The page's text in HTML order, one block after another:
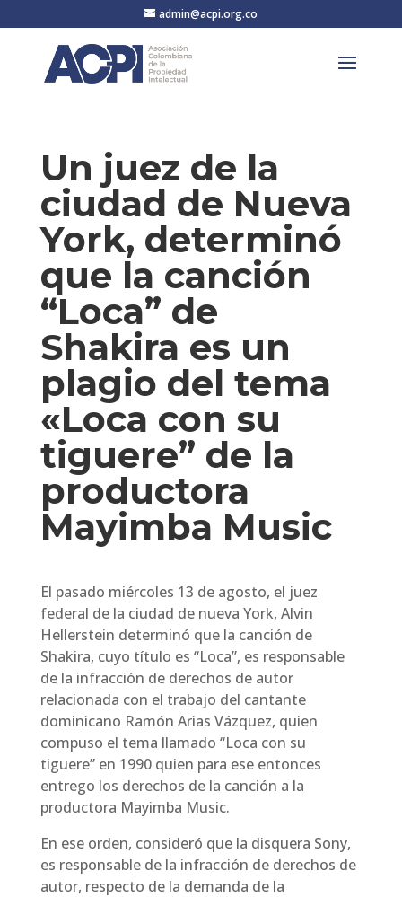
admin@acpi.org.co
Un juez de la
ciudad de Nueva
York, determinó
que la canción
“Loca” de
Shakira es un
plagio del tema
«Loca con su
tiguere” de la
productora
Mayimba Music
El pasado miércoles 13 de agosto, el juez
federal de la ciudad de nueva York, Alvin
Hellerstein determinó que la canción de
Shakira, cuyo título es “Loca”, es responsable
de la infracción de derechos de autor
relacionada con el trabajo del cantante
dominicano Ramón Arias Vázquez, quien
compuso el tema llamado “Loca con su
tiguere” en 1990 quien para ese entonces
entrego los derechos de la canción a la
productora Mayimba Music.
En ese orden, consideró que la disquera Sony,
es responsable de la infracción de derechos de
autor, respecto de la demanda de la